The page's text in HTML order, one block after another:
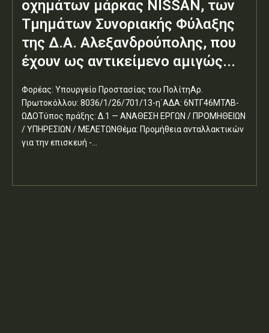
οχημάτων μάρκας NISSAN, των
Τμημάτων Συνοριακής Φύλαξης
της Δ.Α. Αλεξανδρούπολης, που
έχουν ως αντικείμενο αμιγώς...
Φορέας: Υπουργείο Προστασίας του ΠολίτηΑρ.
Πρωτοκόλλου: 8036/1/26/701/13-η΄ΑΔΑ: 6ΝΤΓ46ΜΤΛΒ-
ΩΔΟΤύπος πράξης: Δ.1 — ΑΝΑΘΕΣΗ ΕΡΓΩΝ / ΠΡΟΜΗΘΕΙΩΝ
/ ΥΠΗΡΕΣΙΩΝ / ΜΕΛΕΤΩΝΘέμα: Προμήθεια ανταλλακτικών
για την επισκευή -...